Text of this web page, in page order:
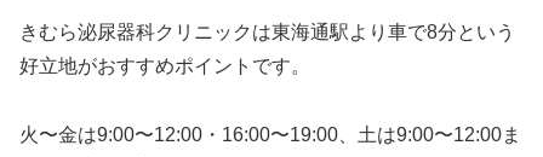
きむら泌尿器科クリニックは東海通駅より車で8分という
好立地がおすすめポイントです。
火〜金は9:00〜12:00・16:00〜19:00、土は9:00〜12:00ま